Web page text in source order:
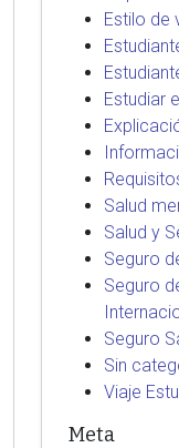
Estilo de
Estudiar
Salud
Salud y
Seguro
Seguro
Seguro
Sin
Viaje
Meta